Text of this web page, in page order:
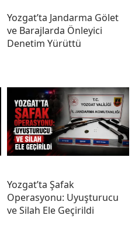
Yozgat’ta Jandarma Gölet
ve Barajlarda Önleyici
Denetim Yürüttü
Yozgat’ta Şafak
Operasyonu: Uyuşturucu
ve Silah Ele Geçirildi